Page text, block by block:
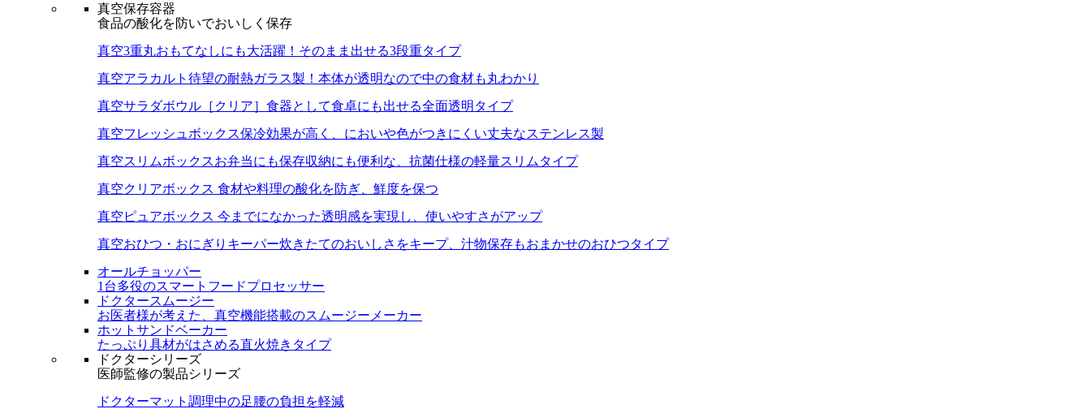
真空保存容器
食品の酸化を防いでおいしく保存
真空3重丸おもてなしにも大活躍！そのまま出せる3段重タイプ
真空アラカルト 待望の耐熱ガラス製！本体が透明なので中の食材も丸わかり
真空サラダボウル［クリア］ 食器として食卓にも出せる全面透明タイプ
真空フレッシュボックス保冷効果が高く、においや色がつきにくい丈夫なステンレス製
真空スリムボックスお弁当にも保存収納にも便利な、抗菌仕様の軽量スリムタイプ
真空クリアボックス 食材や料理の酸化を防ぎ、鮮度を保つ
真空ピュアボックス 今までになかった透明感を実現し、使いやすさがアップ
真空おひつ・おにぎりキーパー炊きたてのおいしさをキープ、汁物保存もおまかせのおひつタイプ
オールチョッパー
1台多役のスマートフードプロセッサー
ドクタースムージー
お医者様が考えた、真空機能搭載のスムージーメーカー
ホットサンドベーカー
たっぷり具材がはさめる直火焼きタイプ
ドクターシリーズ
医師監修の製品シリーズ
ドクターマット 調理中の足腰の負担を軽減